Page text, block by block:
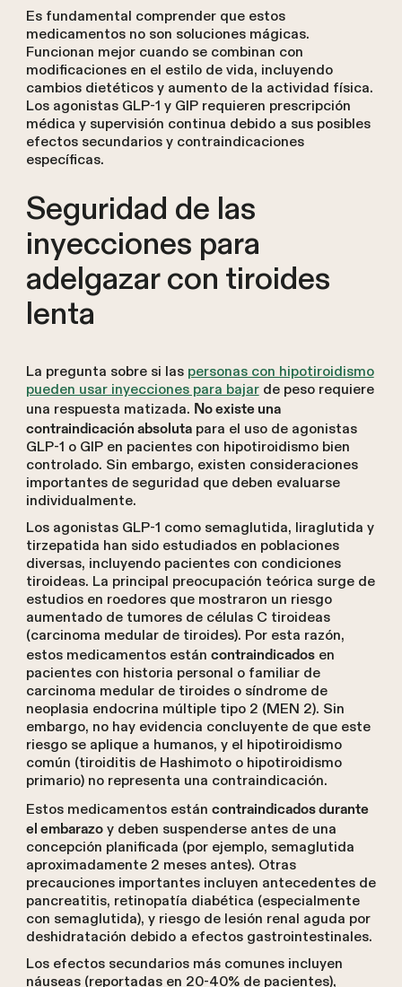
Es fundamental comprender que estos
medicamentos no son soluciones mágicas.
Funcionan mejor cuando se combinan con
modificaciones en el estilo de vida, incluyendo
cambios dietéticos y aumento de la actividad física.
Los agonistas GLP-1 y GIP requieren prescripción
médica y supervisión continua debido a sus posibles
efectos secundarios y contraindicaciones
específicas.
Seguridad de las
inyecciones para
adelgazar con tiroides
lenta
La pregunta sobre si las personas con hipotiroidismo
pueden usar inyecciones para bajarde peso requiere
una respuesta matizada. No existe una
contraindicación absolutapara el uso de agonistas
GLP-1 o GIP en pacientes con hipotiroidismo bien
controlado. Sin embargo, existen consideraciones
importantes de seguridad que deben evaluarse
individualmente.
Los agonistas GLP-1 como semaglutida, liraglutida y
tirzepatida han sido estudiados en poblaciones
diversas, incluyendo pacientes con condiciones
tiroideas. La principal preocupación teórica surge de
estudios en roedores que mostraron un riesgo
aumentado de tumores de células C tiroideas
(carcinoma medular de tiroides). Por esta razón,
estos medicamentos están contraindicadosen
pacientes con historia personal o familiar de
carcinoma medular de tiroides o síndrome de
neoplasia endocrina múltiple tipo 2 (MEN 2). Sin
embargo, no hay evidencia concluyente de que este
riesgo se aplique a humanos, y el hipotiroidismo
común (tiroiditis de Hashimoto o hipotiroidismo
primario) no representa una contraindicación.
Estos medicamentos están contraindicados durante
el embarazoy deben suspenderse antes de una
concepción planificada (por ejemplo, semaglutida
aproximadamente 2 meses antes). Otras
precauciones importantes incluyen antecedentes de
pancreatitis, retinopatía diabética (especialmente
con semaglutida), y riesgo de lesión renal aguda por
deshidratación debido a efectos gastrointestinales.
Los efectos secundarios más comunes incluyen
náuseas (reportadas en 20-40% de pacientes),